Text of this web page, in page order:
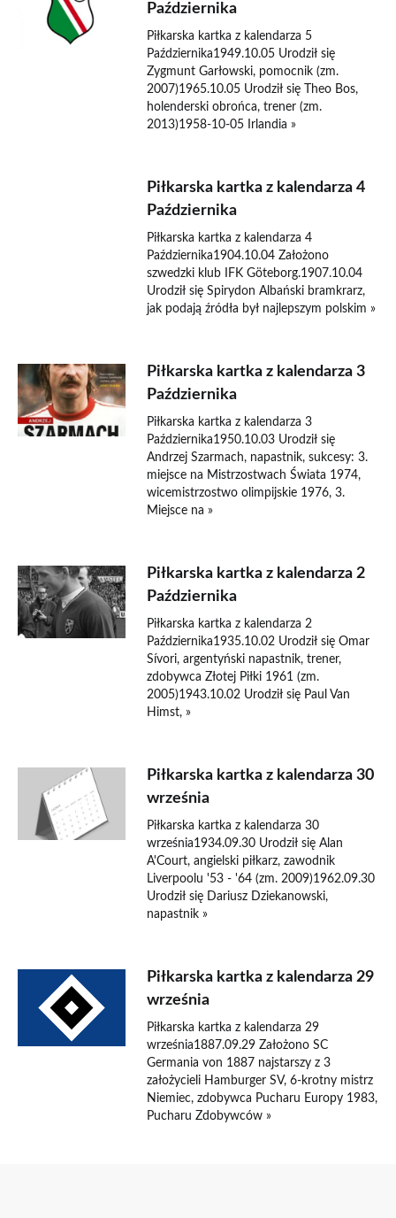
Października
Piłkarska kartka z kalendarza 5
Października1949.10.05 Urodził się
Zygmunt Garłowski, pomocnik (zm.
2007)1965.10.05 Urodził się Theo Bos,
holenderski obrońca, trener (zm.
2013)1958-10-05 Irlandia »
Piłkarska kartka z kalendarza 4
Października
Piłkarska kartka z kalendarza 4
Października1904.10.04 Założono
szwedzki klub IFK Göteborg.1907.10.04
Urodził się Spirydon Albański bramkrarz,
jak podają źródła był najlepszym polskim »
Piłkarska kartka z kalendarza 3
Października
Piłkarska kartka z kalendarza 3
Października1950.10.03 Urodził się
Andrzej Szarmach, napastnik, sukcesy: 3.
miejsce na Mistrzostwach Świata 1974,
wicemistrzostwo olimpijskie 1976, 3.
Miejsce na »
Piłkarska kartka z kalendarza 2
Października
Piłkarska kartka z kalendarza 2
Października1935.10.02 Urodził się Omar
Sívori, argentyński napastnik, trener,
zdobywca Złotej Piłki 1961 (zm.
2005)1943.10.02 Urodził się Paul Van
Himst, »
Piłkarska kartka z kalendarza 30
września
Piłkarska kartka z kalendarza 30
września1934.09.30 Urodził się Alan
A'Court, angielski piłkarz, zawodnik
Liverpoolu '53 - '64 (zm. 2009)1962.09.30
Urodził się Dariusz Dziekanowski,
napastnik »
Piłkarska kartka z kalendarza 29
września
Piłkarska kartka z kalendarza 29
września1887.09.29 Założono SC
Germania von 1887 najstarszy z 3
założycieli Hamburger SV, 6-krotny mistrz
Niemiec, zdobywca Pucharu Europy 1983,
Pucharu Zdobywców »